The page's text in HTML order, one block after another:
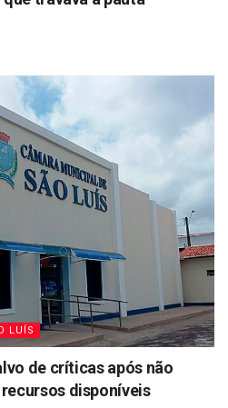
LUÍS
de críticas após não
disponíveis